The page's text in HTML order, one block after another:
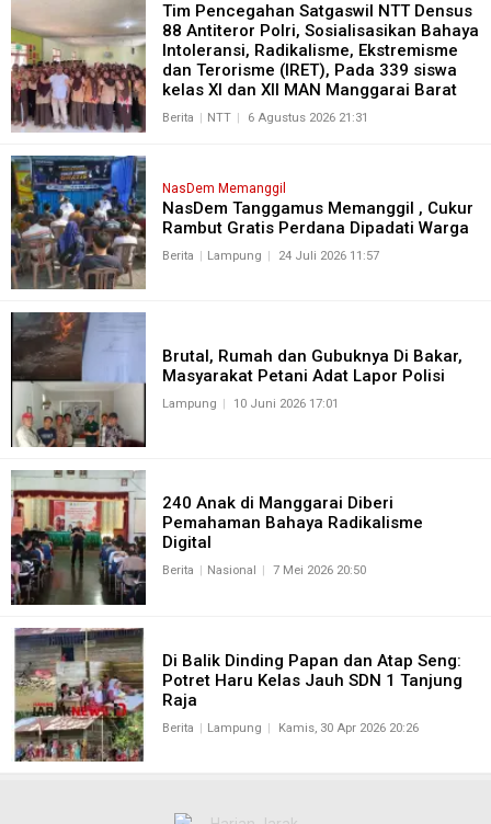
Tim Pencegahan Satgaswil NTT Densus
88 Antiteror Polri, Sosialisasikan Bahaya
Intoleransi, Radikalisme, Ekstremisme
dan Terorisme (IRET), Pada 339 siswa
kelas XI dan XII MAN Manggarai Barat
Berita NTT 6 Agustus 2026 21:31
NasDem Memanggil
NasDem Tanggamus Memanggil , Cukur
Rambut Gratis Perdana Dipadati Warga
Berita Lampung 24 Juli 2026 11:57
Brutal, Rumah dan Gubuknya Di Bakar,
Masyarakat Petani Adat Lapor Polisi
Lampung 10 Juni 2026 17:01
240 Anak di Manggarai Diberi
Pemahaman Bahaya Radikalisme
Digital
Berita Nasional 7 Mei 2026 20:50
Di Balik Dinding Papan dan Atap Seng:
Potret Haru Kelas Jauh SDN 1 Tanjung
Raja
Berita Lampung Kamis, 30 Apr 2026 20:26